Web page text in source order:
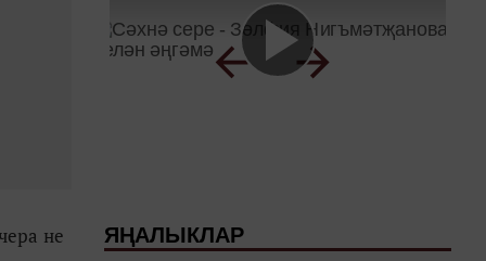
не ЯҢАЛЫКЛАР